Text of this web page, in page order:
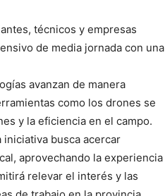
técnicos y empresas
de media jornada con una
avanzan de manera
como los drones se
y la eficiencia en el campo.
busca acercar
aprovechando la experiencia
relevar el interés y las